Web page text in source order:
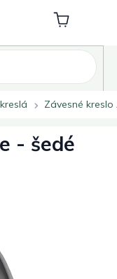
Nákupný
košík
Závesné
- šedé